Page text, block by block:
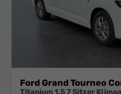
Ford Grand Tourneo